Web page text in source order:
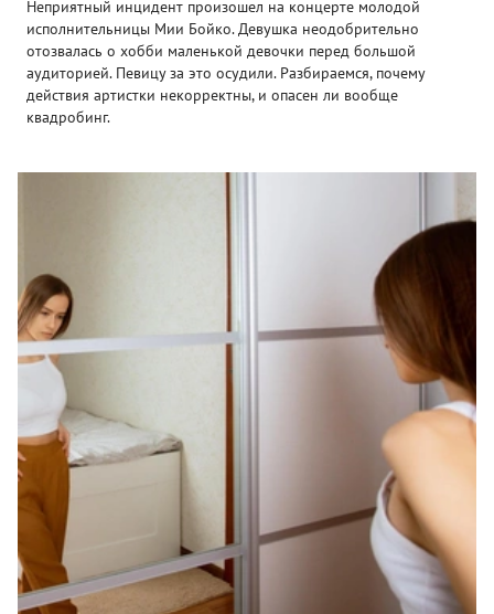
Неприятный инцидент произошел на концерте молодой
исполнительницы Мии Бойко. Девушка неодобрительно
отозвалась о хобби маленькой девочки перед большой
аудиторией. Певицу за это осудили. Разбираемся, почему
действия артистки некорректны, и опасен ли вообще
квадробинг.